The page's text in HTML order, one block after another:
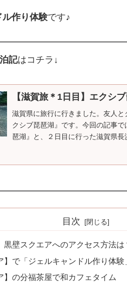
ル作り体験です♪
記はコチラ↓
【滋賀旅＊1日目】エクシ
滋賀県に旅行に行きました。友人
クシブ琵琶湖』です。今回の記事
琶湖』と、２日目に行った滋賀県長
目次
壁スクエアへのアクセス方法は
】で「ジェルキャンドル作り体験
】の分福茶屋で和カフェタイム